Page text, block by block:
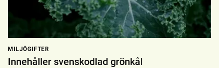
MILJÖGIFTER
Innehåller svenskodlad grönkål